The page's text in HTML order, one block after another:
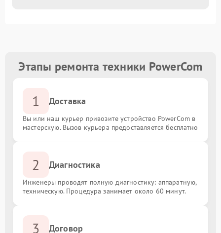
Этапы ремонта техники PowerCom
1 Доставка
Вы или наш курьер привозите устройство PowerCom в
мастерскую. Вызов курьера предоставляется бесплатно
2 Диагностика
Инженеры проводят полную диагностику: аппаратную,
техническую. Процедура занимает около 60 минут.
3 Договор